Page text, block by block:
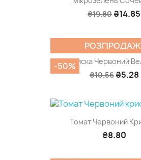
₴19.80 ₴14.85
Редиска Червоний
₴10.56 ₴5.28
-50%
Томат Червоний
₴8.80